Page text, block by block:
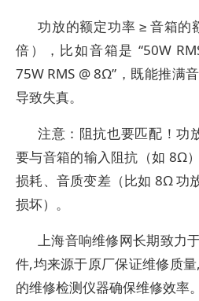
功放的额定功率 ≥ 音箱的
倍），比如音箱是 “50W
75W RMS @ 8Ω”，既能推满
导致失真。
注意：阻抗也要匹配！功
要与音箱的输入阻抗（如 8Ω
损耗、音质变差（比如 8Ω 功
损坏）。
上海音响维修网长期致力
件,均来源于原厂保证维修质
的维修检测仪器确保维修效率